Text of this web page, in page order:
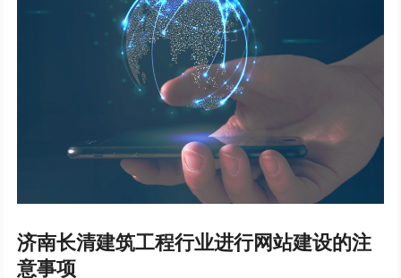
济南长清建筑工程行业进行网站建设的注
意事项